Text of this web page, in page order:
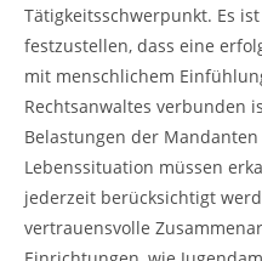
Tätigkeitsschwerpunkt. Es
festzustellen, dass eine
mit menschlichem
Rechtsanwaltes verbunden
Belastungen der
Lebenssituation müssen
jederzeit berücksichtigt
vertrauensvolle